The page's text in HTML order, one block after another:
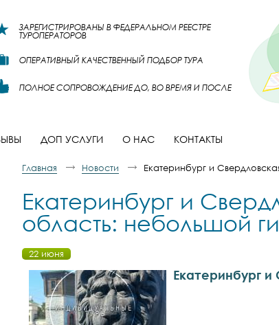
ЗАРЕГИСТРИРОВАНЫ В ФЕДЕРАЛЬНОМ РЕЕСТРЕ
ТУРОПЕРАТОРОВ
ОПЕРАТИВНЫЙ КАЧЕСТВЕННЫЙ ПОДБОР ТУРА
ПОЛНОЕ СОПРОВОЖДЕНИЕ ДО, ВО ВРЕМЯ И ПОСЛЕ
ДОП УСЛУГИ О НАС КОНТАКТЫ
Главная Новости Екатеринбург и
Екатеринбург и
область: небольшой
22 июня
Екатеринбург